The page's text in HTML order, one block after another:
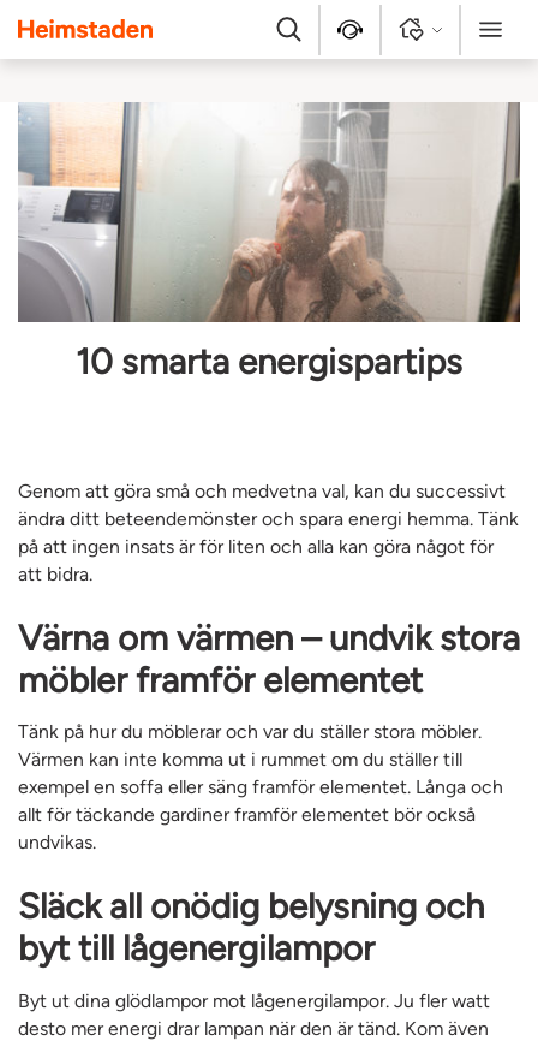
Heimstaden
Sök Kontakt Logga in Meny
10 smarta energispartips
Genom att göra små och medvetna val, kan du successivt
ändra ditt beteendemönster och spara energi hemma. Tänk
på att ingen insats är för liten och alla kan göra något för
att bidra.
Värna om värmen – undvik stora
möbler framför elementet
Tänk på hur du möblerar och var du ställer stora möbler.
Värmen kan inte komma ut i rummet om du ställer till
exempel en soffa eller säng framför elementet. Långa och
allt för täckande gardiner framför elementet bör också
undvikas.
Släck all onödig belysning och
byt till lågenergilampor
Byt ut dina glödlampor mot lågenergilampor. Ju fler watt
desto mer energi drar lampan när den är tänd. Kom även